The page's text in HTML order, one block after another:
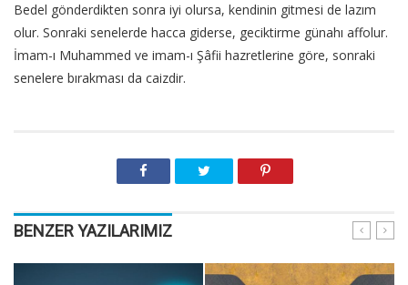
Bedel gönderdikten sonra iyi olursa, kendinin gitmesi de lazım
olur. Sonraki senelerde hacca giderse, geciktirme günahı affolur.
İmam-ı Muhammed ve imam-ı Şâfii hazretlerine göre, sonraki
senelere bırakması da caizdir.
BENZER YAZILARIMIZ